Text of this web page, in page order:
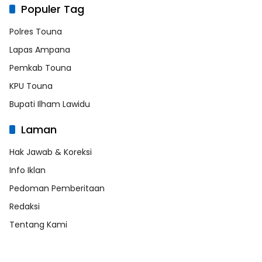
Populer Tag
Polres Touna
Lapas Ampana
Pemkab Touna
KPU Touna
Bupati Ilham Lawidu
Laman
Hak Jawab & Koreksi
Info Iklan
Pedoman Pemberitaan
Redaksi
Tentang Kami